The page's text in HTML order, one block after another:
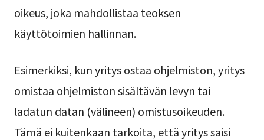
oikeus, joka mahdollistaa teoksen
käyttötoimien hallinnan.
Esimerkiksi, kun yritys ostaa ohjelmiston, yritys
omistaa ohjelmiston sisältävän levyn tai
ladatun datan (välineen) omistusoikeuden.
Tämä ei kuitenkaan tarkoita, että yritys saisi